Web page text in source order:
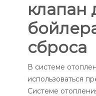
клапан
сброса
В системе
использоваться
Системе